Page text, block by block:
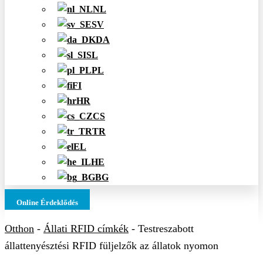
NL
SV
DA
SL
PL
FI
HR
CS
TR
EL
HE
BG
Online Érdeklődés
Otthon - Állati RFID címkék - Testreszabott
állattenyésztési RFID füljelzők az állatok nyomon